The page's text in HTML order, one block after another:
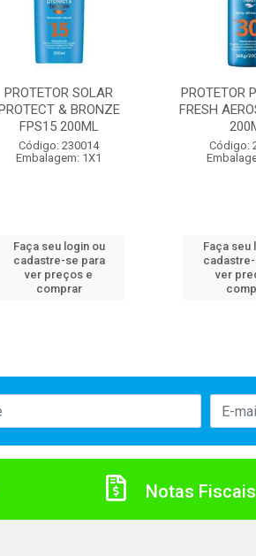
PROTETOR SOLAR
& BRONZE
FPS15 200ML
Código: 230014
Embalagem: 1X1
Faça seu login ou
cadastre-se para
ver preços e
comprar
PROTETOR
FRESH
Código:
Faça seu
ver
Notas Fiscais